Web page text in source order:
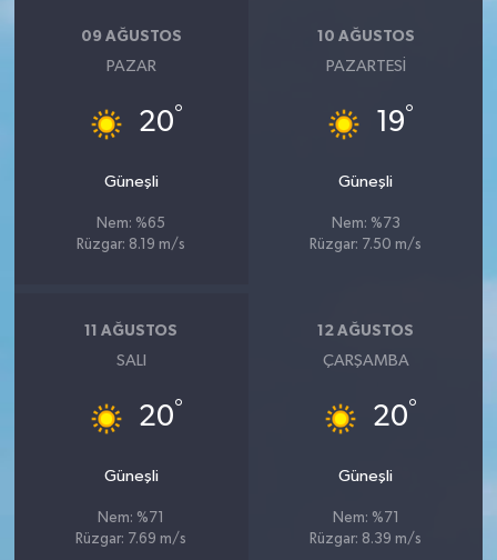
09 AĞUSTOS
PAZAR
20°
Güneşli
Nem: %65
Rüzgar: 8.19 m/s
10 AĞUSTOS
PAZARTESI
19°
Güneşli
Nem: %73
Rüzgar: 7.50 m/s
11 AĞUSTOS
SALI
20°
Güneşli
Nem: %71
Rüzgar: 7.69 m/s
12 AĞUSTOS
ÇARŞAMBA
20°
Güneşli
Nem: %71
Rüzgar: 8.39 m/s